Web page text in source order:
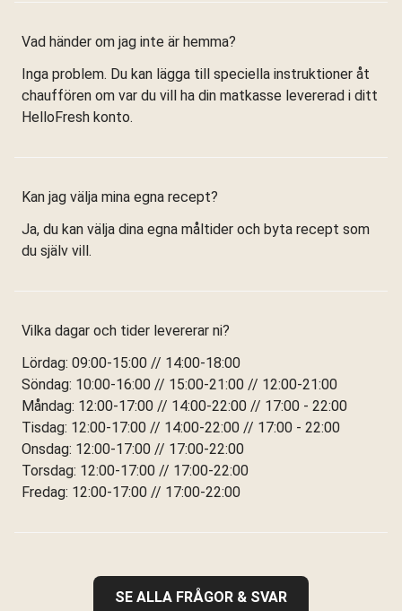
Vad händer om jag inte är hemma?
Inga problem. Du kan lägga till speciella instruktioner åt
chauffören om var du vill ha din matkasse levererad i ditt
HelloFresh konto.
Kan jag välja mina egna recept?
Ja, du kan välja dina egna måltider och byta recept som
du själv vill.
Vilka dagar och tider levererar ni?
Lördag: 09:00-15:00 // 14:00-18:00
Söndag: 10:00-16:00 // 15:00-21:00 // 12:00-21:00
Måndag: 12:00-17:00 // 14:00-22:00 // 17:00 - 22:00
Tisdag: 12:00-17:00 // 14:00-22:00 // 17:00 - 22:00
Onsdag: 12:00-17:00 // 17:00-22:00
Torsdag: 12:00-17:00 // 17:00-22:00
Fredag: 12:00-17:00 // 17:00-22:00
SE ALLA FRÅGOR & SVAR